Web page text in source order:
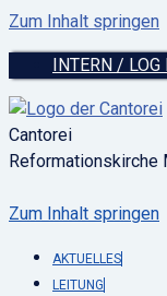
Zum Inhalt springen
INTERN / LOG
Cantorei
Reformationskirche
Zum Inhalt springen
AKTUELLES
LEITUNG